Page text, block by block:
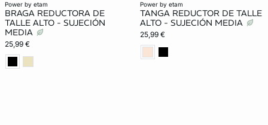
power by etam
BRAGA REDUCTORA DE
TALLE ALTO - SUJECIÓN
MEDIA
25,99 €
power by etam
TANGA REDUCTOR DE TALLE
ALTO - SUJECIÓN MEDIA
25,99 €